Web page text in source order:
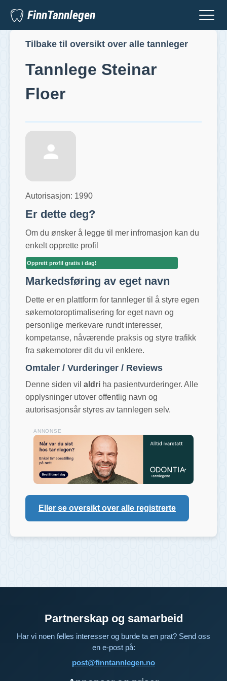
FinnTannlegen
Tilbake til oversikt over alle tannleger
Tannlege Steinar
Floer
Autorisasjon: 1990
Er dette deg?
Om du ønsker å legge til mer infromasjon kan du
enkelt opprette profil
Opprett profil gratis i dag!
Markedsføring av eget navn
Dette er en plattform for tannleger til å styre egen
søkemotoroptimalisering for eget navn og
personlige merkevare rundt interesser,
kompetanse, nåværende praksis og styre trafikk
fra søkemotorer dit du vil enklere.
Omtaler / Vurderinger / Reviews
Denne siden vil aldri ha pasientvurderinger. Alle
opplysninger utover offentlig navn og
autorisasjonsår styres av tannlegen selv.
ANNONSE
Eller se oversikt over alle registrerte
Partnerskap og samarbeid
Har vi noen felles interesser og burde ta en prat? Send oss
en e-post på:
post@finntannlegen.no